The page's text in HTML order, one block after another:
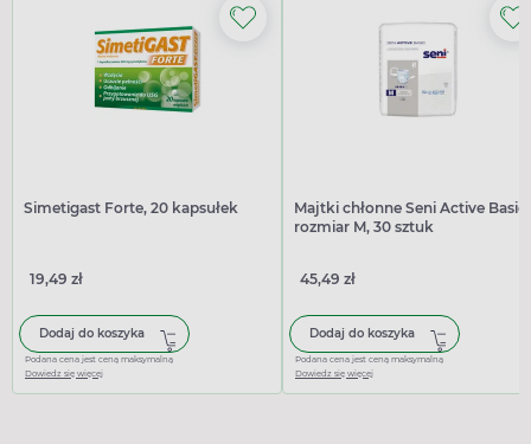
Simetigast Forte, 20 kapsułek
19,49 zł
Dodaj do koszyka
Podana cena jest ceną maksymalną
Dowiedz się więcej
Majtki chłonne Seni Active Basic,
rozmiar M, 30 sztuk
45,49 zł
Dodaj do koszyka
Podana cena jest ceną maksymalną
Dowiedz się więcej